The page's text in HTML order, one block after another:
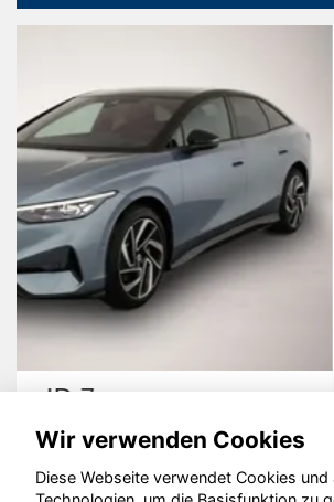
Ford Tourneo Courier
Wir verwenden Cookies
Diese Webseite verwendet Cookies und